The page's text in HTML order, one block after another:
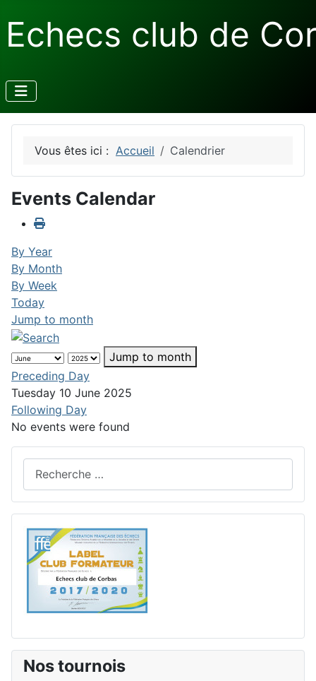
Echecs club de
Vous êtes ici : Accueil Calendrier
Events Calendar
By Year
By Month
By Week
Today
Jump to month
Jump to month
Preceding Day
Tuesday 10 June 2025
Following Day
No events were found
Nos tournois